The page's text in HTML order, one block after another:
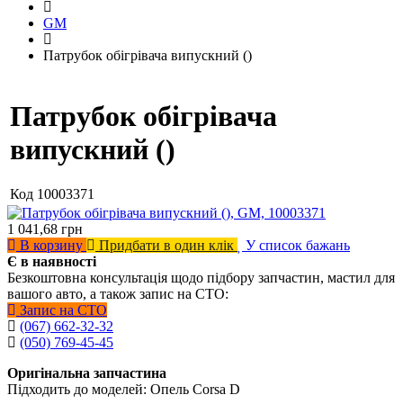
GM
Патрубок обігрівача випускний ()
Патрубок обігрівача
випускний ()
Код 10003371
1 041,68 грн
В корзину
Придбати в один клік
У список бажань
Є в наявності
Безкоштовна консультація щодо підбору запчастин, мастил для
вашого авто, а також запис на СТО:
Запис на СТО
(067) 662-32-32
(050) 769-45-45
Оригінальна запчастина
Підходить до моделей: Опель Corsa D